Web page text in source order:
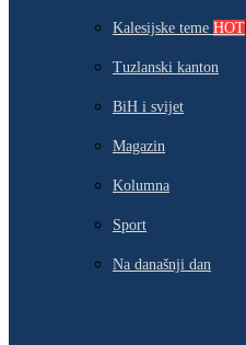
Kalesijske teme HOT
Tuzlanski kanton
BiH i svijet
Magazin
Kolumna
Sport
Na današnji dan